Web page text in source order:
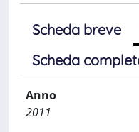
Scheda breve
Scheda
Anno
2011